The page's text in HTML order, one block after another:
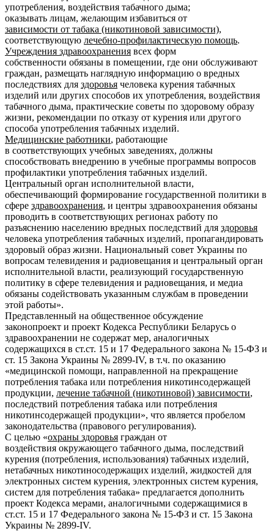
употребления, воздействия табачного дыма;
оказывать лицам, желающим избавиться от
зависимости от табака (никотиновой зависимости),
соответствующую лечебно-профилактическую помощь.
Учреждения здравоохранения всех форм
собственности обязаны в помещении, где они обслуживают
граждан, размещать наглядную информацию о вредных
последствиях для здоровья человека курения табачных
изделий или других способов их употребления, воздействия
табачного дыма, практические советы по здоровому образу
жизни, рекомендации по отказу от курения или другого
способа употребления табачных изделий.
Медицинские работники, работающие
в соответствующих учебных заведениях, должны
способствовать внедрению в учебные программы вопросов
профилактики употребления табачных изделий.
Центральный орган исполнительной власти,
обеспечивающий формирование государственной политики в
сфере здравоохранения, и центры здравоохранения обязаны
проводить в соответствующих регионах работу по
разъяснению населению вредных последствий для здоровья
человека употребления табачных изделий, пропагандировать
здоровый образ жизни. Национальный совет Украины по
вопросам телевидения и радиовещания и центральный орган
исполнительной власти, реализующий государственную
политику в сфере телевидения и радиовещания, и медиа
обязаны содействовать указанным службам в проведении
этой работы».
Представленный на общественное обсуждение
законопроект и проект Кодекса Республики Беларусь о
здравоохранении не содержат мер, аналогичных
содержащихся в ст.ст. 15 и 17 Федерального закона № 15-ФЗ и
ст. 15 Закона Украины № 2899-IV, в т.ч. по оказанию
«медицинской помощи, направленной на прекращение
потребления табака или потребления никотинсодержащей
продукции, лечение табачной (никотиновой) зависимости,
последствий потребления табака или потребления
никотинсодержащей продукции», что является пробелом
законодательства (правового регулирования).
С целью «охраны здоровья граждан от
воздействия окружающего табачного дыма, последствий
курения (потребления, использования) табачных изделий,
нетабачных никотиносодержащих изделий, жидкостей для
электронных систем курения, электронных систем курения,
систем для потребления табака» предлагается дополнить
проект Кодекса мерами, аналогичными содержащимися в
ст.ст. 15 и 17 Федерального закона № 15-ФЗ и ст. 15 Закона
Украины № 2899-IV.